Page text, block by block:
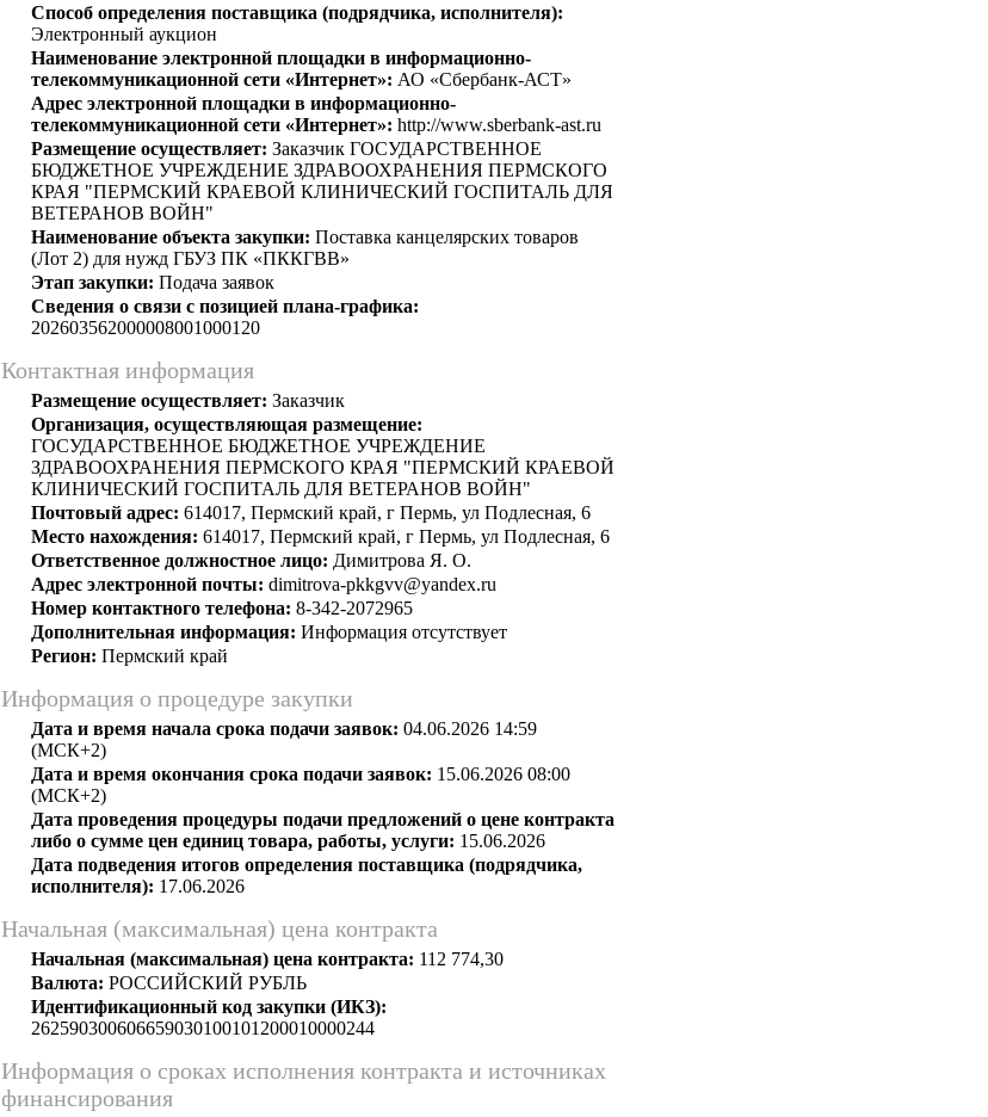
Способ определения поставщика (подрядчика, исполнителя):
Электронный аукцион
Наименование электронной площадки в информационно-
телекоммуникационной сети «Интернет»: АО «Сбербанк-АСТ»
Адрес электронной площадки в информационно-
телекоммуникационной сети «Интернет»: http://www.sberbank-ast.ru
Размещение осуществляет: Заказчик ГОСУДАРСТВЕННОЕ
БЮДЖЕТНОЕ УЧРЕЖДЕНИЕ ЗДРАВООХРАНЕНИЯ ПЕРМСКОГО
КРАЯ "ПЕРМСКИЙ КРАЕВОЙ КЛИНИЧЕСКИЙ ГОСПИТАЛЬ ДЛЯ
ВЕТЕРАНОВ ВОЙН"
Наименование объекта закупки: Поставка канцелярских товаров
(Лот 2) для нужд ГБУЗ ПК «ПККГВВ»
Этап закупки: Подача заявок
Сведения о связи с позицией плана-графика:
202603562000008001000120
Контактная информация
Размещение осуществляет: Заказчик
Организация, осуществляющая размещение:
ГОСУДАРСТВЕННОЕ БЮДЖЕТНОЕ УЧРЕЖДЕНИЕ
ЗДРАВООХРАНЕНИЯ ПЕРМСКОГО КРАЯ "ПЕРМСКИЙ КРАЕВОЙ
КЛИНИЧЕСКИЙ ГОСПИТАЛЬ ДЛЯ ВЕТЕРАНОВ ВОЙН"
Почтовый адрес: 614017, Пермский край, г Пермь, ул Подлесная, 6
Место нахождения: 614017, Пермский край, г Пермь, ул Подлесная, 6
Ответственное должностное лицо: Димитрова Я. О.
Адрес электронной почты: dimitrova-pkkgvv@yandex.ru
Номер контактного телефона: 8-342-2072965
Дополнительная информация: Информация отсутствует
Регион: Пермский край
Информация о процедуре закупки
Дата и время начала срока подачи заявок: 04.06.2026 14:59
(МСК+2)
Дата и время окончания срока подачи заявок: 15.06.2026 08:00
(МСК+2)
Дата проведения процедуры подачи предложений о цене контракта
либо о сумме цен единиц товара, работы, услуги: 15.06.2026
Дата подведения итогов определения поставщика (подрядчика,
исполнителя): 17.06.2026
Начальная (максимальная) цена контракта
Начальная (максимальная) цена контракта: 112 774,30
Валюта: РОССИЙСКИЙ РУБЛЬ
Идентификационный код закупки (ИКЗ):
262590300606659030100101200010000244
Информация о сроках исполнения контракта и источниках
финансирования